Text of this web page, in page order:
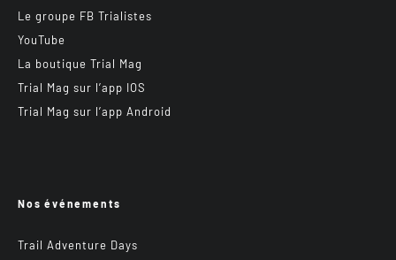
Le groupe FB Trialistes
YouTube
La boutique Trial Mag
Trial Mag sur l’app IOS
Trial Mag sur l’app Android
Nos événements
Trail Adventure Days